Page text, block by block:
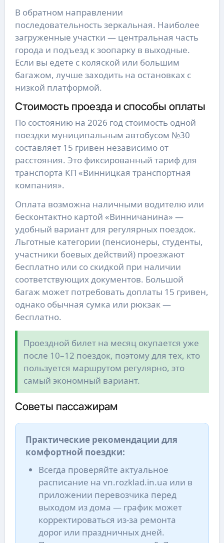
В обратном направлении
последовательность зеркальная. Наиболее
загруженные участки — центральная часть
города и подъезд к зоопарку в выходные.
Если вы едете с коляской или большим
багажом, лучше заходить на остановках с
низкой платформой.
Стоимость проезда и способы оплаты
По состоянию на 2026 год стоимость одной
поездки муниципальным автобусом №30
составляет 15 гривен независимо от
расстояния. Это фиксированный тариф для
транспорта КП «Винницкая транспортная
компания».
Оплата возможна наличными водителю или
бесконтактно картой «Винничанина» —
удобный вариант для регулярных поездок.
Льготные категории (пенсионеры, студенты,
участники боевых действий) проезжают
бесплатно или со скидкой при наличии
соответствующих документов. Большой
багаж может потребовать доплаты 15 гривен,
однако обычная сумка или рюкзак —
бесплатно.
Проездной билет на месяц окупается уже
после 10–12 поездок, поэтому для тех, кто
пользуется маршрутом регулярно, это
самый экономный вариант.
Советы пассажирам
Практические рекомендации для
комфортной поездки:
Всегда проверяйте актуальное
расписание на vn.rozklad.in.ua или в
приложении перевозчика перед
выходом из дома — график может
корректироваться из-за ремонта
дорог или праздничных дней.